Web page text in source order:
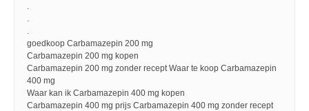
.
.
.
goedkoop Carbamazepin 200 mg
Carbamazepin 200 mg kopen
Carbamazepin 200 mg zonder recept Waar te koop Carbamazepin
400 mg
Waar kan ik Carbamazepin 400 mg kopen
Carbamazepin 400 mg prijs Carbamazepin 400 mg zonder recept